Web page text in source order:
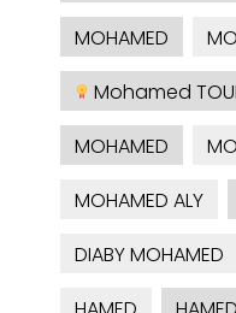
MOHAMED
Mohamed
MOHAMED
MOHAMED ALY
DIABY MOHAMED